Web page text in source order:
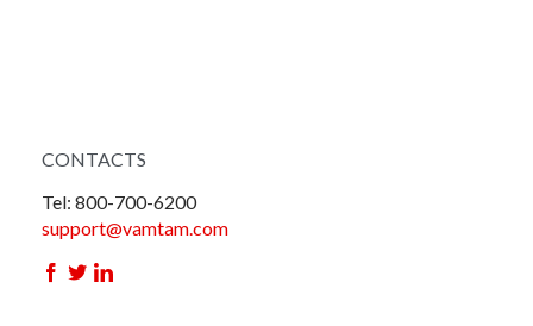
CONTACTS
Tel: 800-700-6200
support@vamtam.com
  